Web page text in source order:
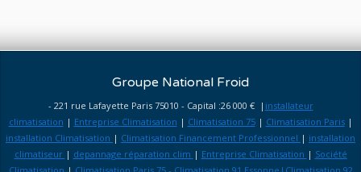
Groupe National Froid
- 221 rue Lafayette Paris 75010 - Capital :26 000 € | installateur
climatisation | Entreprise Climatisation | Climatisation 75| Climatisation Paris|
installation Climatisation | Climatisation Financement Professionnel | installation
climatiseur | depannage réparation clim | Entreprise Climatisation | Société